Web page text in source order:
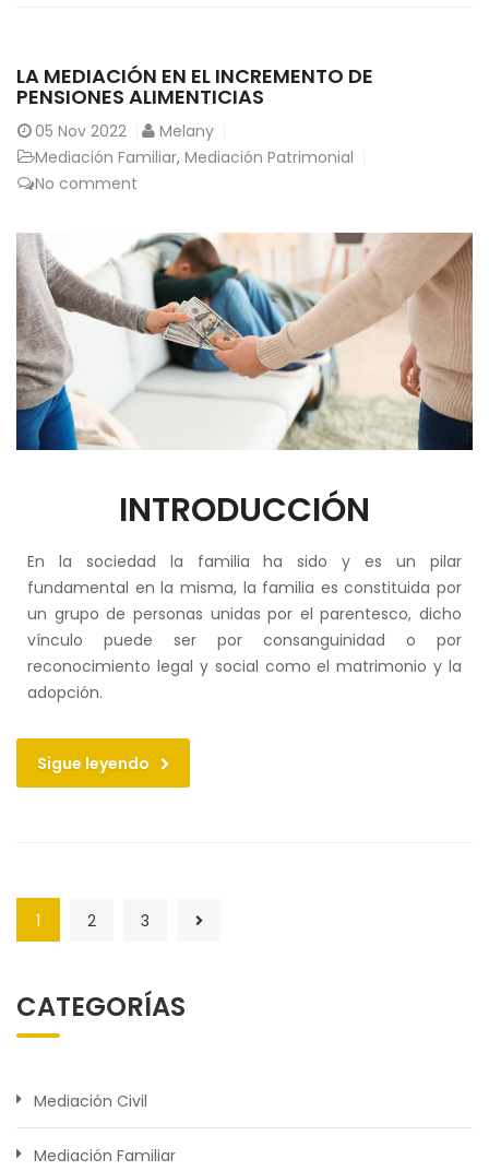
LA MEDIACIÓN EN EL INCREMENTO DE
PENSIONES ALIMENTICIAS
05 Nov 2022
Melany
Mediación Familiar, Mediación Patrimonial
No comment
INTRODUCCIÓN
En la sociedad la familia ha sido y es un pilar
fundamental en la misma, la familia es constituida por
un grupo de personas unidas por el parentesco, dicho
vínculo puede ser por consanguinidad o por
reconocimiento legal y social como el matrimonio y la
adopción.
Sigue leyendo
1 2 3
CATEGORÍAS
Mediación Civil
Mediación Familiar